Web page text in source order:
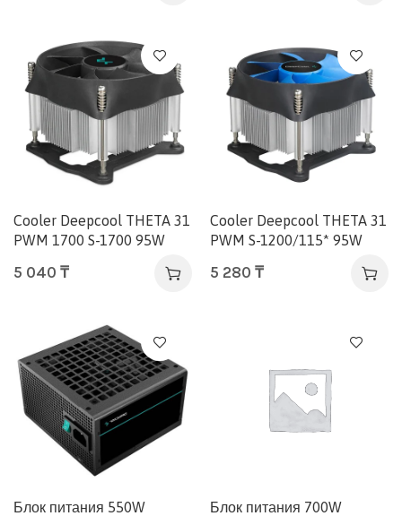
Cooler Deepcool THETA 31
PWM 1700 S-1700 95W
5 040 ₸
Cooler Deepcool THETA 31
PWM S-1200/115* 95W
5 280 ₸
Блок питания 550W
Блок питания 700W